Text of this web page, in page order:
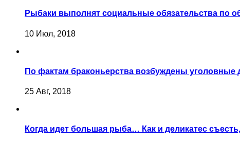
Рыбаки выполнят социальные обязательства по
10 Июл, 2018
По фактам браконьерства возбуждены уголовные
25 Авг, 2018
Когда идет большая рыба… Как и деликатес